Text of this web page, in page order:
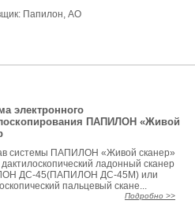
Папилон, АО
электронного
ПАПИЛОН «Живой
системы ПАПИЛОН «Живой сканер»
дактилоскопический ладонный сканер
ДС-45(ПАПИЛОН ДС-45М) или
пальцевый скане...
Подробно >>